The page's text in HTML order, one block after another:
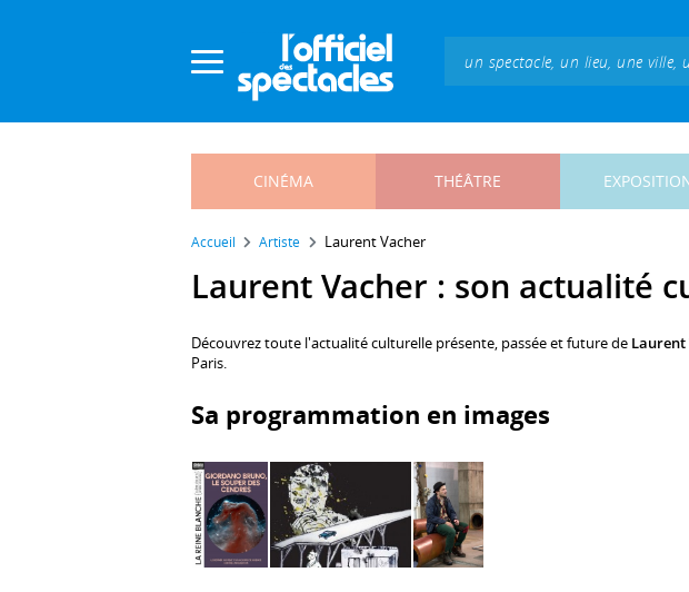
CINÉMA THÉÂTRE
Accueil Artiste Laurent Vacher
Laurent Vacher : son actualité
Découvrez toute l'actualité culturelle présente, passée et future de Laurent
Paris.
Sa programmation en images